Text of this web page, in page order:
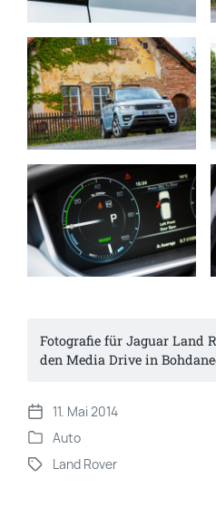
Fotografie für Jaguar Land
den Media Drive in
V
e
r
11. Mai 2014
V
e
Auto
S
Land Rover